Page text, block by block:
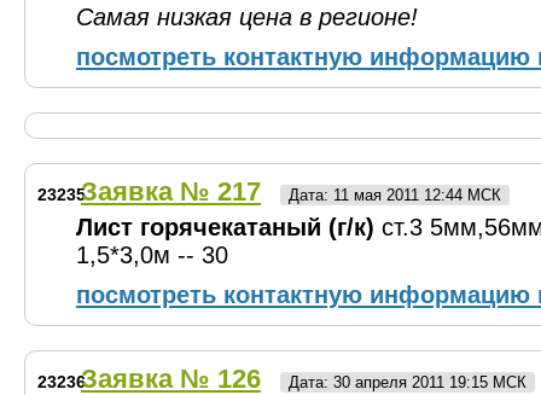
Самая низкая цена в регионе!
посмотреть контактную информацию
23235Заявка № 217 Дата: 11 мая 2011 12:44 МСК
Лист горячекатаный (г/к) ст.3
1,5*3,0м -- 30
посмотреть контактную информацию
23236Заявка № 126 Дата: 30 апреля 2011 19:15 МСК